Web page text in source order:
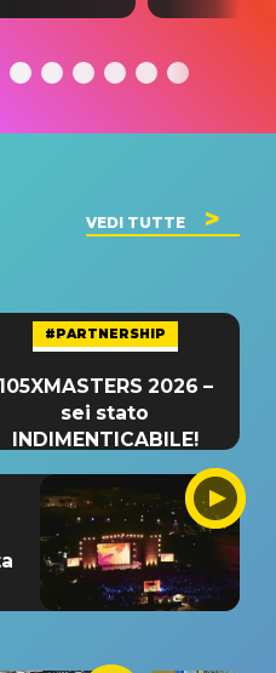
e
singolo
testo,
VEDI TUTTE
#PARTNERSHIP
105XMASTERS 2026 –
sei stato
INDIMENTICABILE!